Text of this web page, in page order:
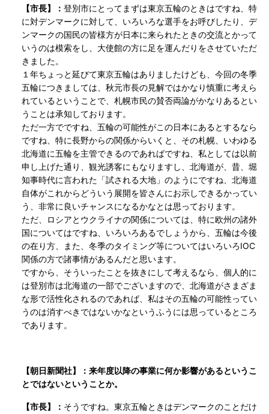
【市長】： 登別市にとってまずは東京五輪のときはですね、特
に対デンマークに対して、いろいろな選手をお呼びしたり、デ
ンマークの国民の皆様方が日本に来られたときの交流とかって
いうのは模索をし、大使館の方に足を運んだりをさせていただ
きました。
１年ちょっと延びて東京五輪はありましたけども、今回の冬季
五輪につきましては、秋元市長の見解ではかなり慎重に考えら
れているということで、札幌市民の賛否両論がかなりあるとい
うことは承知しております。
ただ一方でですね、五輪の可能性がこの日本にあるとするなら
ですね、特に長野からの関係からいくと、その札幌、いわゆる
北海道に五輪を主管できるのであればですね、私としては以前
申し上げた通り、観光誘客にもなりますし、北海道が、昔、堀
知事時代に言われた「試される大地」のようにですね、北海道
自体がこれからどういう展開を皆さんにお示しできるかってい
う、非常に良いチャンスになるかなとは思っております。
ただ、ロシアとウクライナの関係については、特に欧州の諸外
国についてはですね、いろいろあるでしょうから、五輪は今後
の在り方、また、冬季のタイミング等についてはいろいろIOC
関係の方で諸事情があるんだと思います。
ですから、そういったことを抜きにして考えるなら、個人的に
は登別市は北海道の一部でございますので、北海道がさまざま
な形で活性化されるのであれば、私はその五輪の可能性ってい
うのは消すべきではないかなというふうには思っているところ
であります。
【朝日新聞社】：来年度以降の事業に何か影響があるというこ
とではないということか。
【市長】： そうですね。東京五輪ときはデンマークのことだけ